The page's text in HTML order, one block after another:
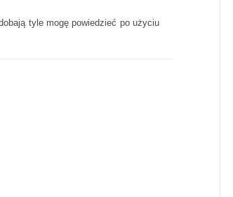
tyle mogę powiedzieć po użyciu